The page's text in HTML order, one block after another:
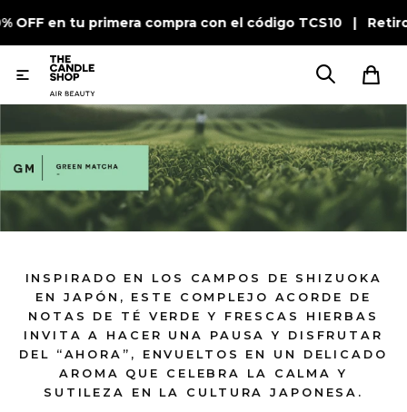
OFF en tu primera compra con el código TCS10 |

INSPIRADO EN LOS CAMPOS DE SHIZUOKA
EN JAPÓN, ESTE COMPLEJO ACORDE DE
NOTAS DE TÉ VERDE Y FRESCAS HIERBAS
INVITA A HACER UNA PAUSA Y DISFRUTAR
DEL “AHORA”, ENVUELTOS EN UN DELICADO
AROMA QUE CELEBRA LA CALMA Y
SUTILEZA EN LA CULTURA JAPONESA.